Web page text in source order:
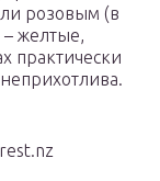
розовым (в
– желтые,
практически